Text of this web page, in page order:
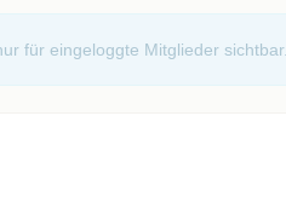
für eingeloggte Mitglieder sichtbar.